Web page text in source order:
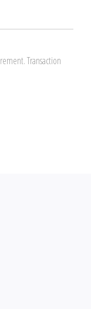
Transaction